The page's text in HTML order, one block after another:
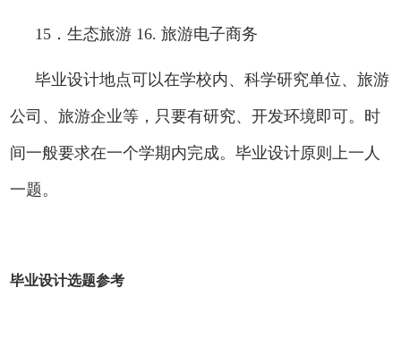
15 ．生态旅游 16. 旅游电子商务
毕业设计地点可以在学校内、科学研究单位、旅游
公司、旅游企业等，只要有研究、开发环境即可。时
间一般要求在一个学期内完成。毕业设计原则上一人
一题。
毕业设计选题参考